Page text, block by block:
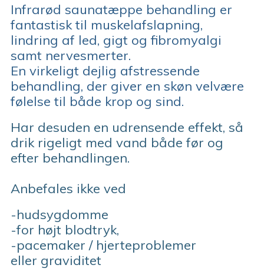
Infrarød saunatæppe behandling er
fantastisk til muskelafslapning,
lindring af led, gigt og fibromyalgi
samt nervesmerter.
En virkeligt dejlig afstressende
behandling, der giver en skøn velvære
følelse til både krop og sind.
Har desuden en udrensende effekt, så
drik rigeligt med vand både før og
efter behandlingen.
Anbefales ikke ved
-hudsygdomme
-for højt blodtryk,
-pacemaker / hjerteproblemer
eller graviditet